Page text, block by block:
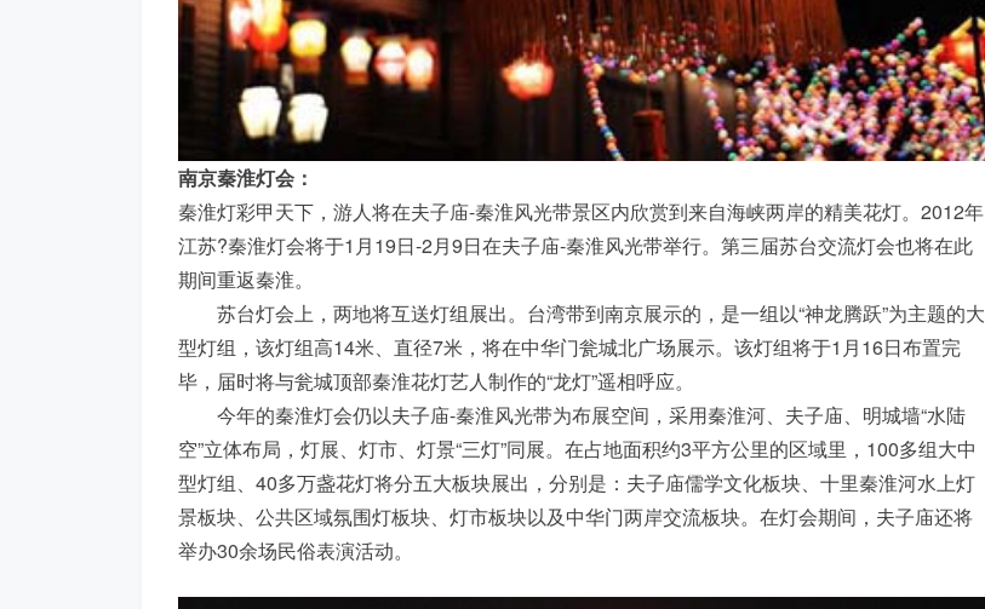
南京秦淮灯会：
秦淮灯彩甲天下，游人将在夫子庙-秦淮风光带景区内欣赏到来自海峡两岸的精美花灯。2012年
江苏?秦淮灯会将于1月19日-2月9日在夫子庙-秦淮风光带举行。第三届苏台交流灯会也将在此
期间重返秦淮。
苏台灯会上，两地将互送灯组展出。台湾带到南京展示的，是一组以“神龙腾跃”为主题的大
型灯组，该灯组高14米、直径7米，将在中华门瓮城北广场展示。该灯组将于1月16日布置完
毕，届时将与瓮城顶部秦淮花灯艺人制作的“龙灯”遥相呼应。
今年的秦淮灯会仍以夫子庙-秦淮风光带为布展空间，采用秦淮河、夫子庙、明城墙“水陆
空”立体布局，灯展、灯市、灯景“三灯”同展。在占地面积约3平方公里的区域里，100多组大中
型灯组、40多万盏花灯将分五大板块展出，分别是：夫子庙儒学文化板块、十里秦淮河水上灯
景板块、公共区域氛围灯板块、灯市板块以及中华门两岸交流板块。在灯会期间，夫子庙还将
举办30余场民俗表演活动。